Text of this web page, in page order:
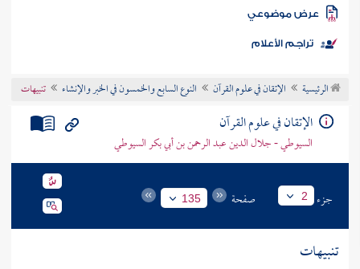
الكتب
موضوعي
تراجم الأعلام
الرئيسية الإتقان في علوم القرآن النوع السابع والخمسون في الخبر والإنشاء تنبيهات
الإتقان في علوم القرآن
السيوطي - جلال الدين عبد الرحمن بن أبي بكر السيوطي
جزء 2 صفحة 135
تنبيهات